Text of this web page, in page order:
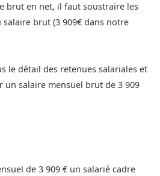
brut en net, il faut soustraire les
brut (3 909€ dans notre
le détail des retenues salariales et
un salaire mensuel brut de 3 909
de 3 909 € un salarié cadre